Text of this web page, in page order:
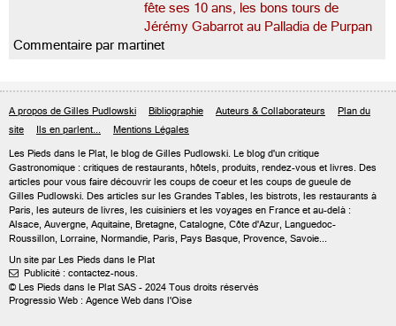
fête ses 10 ans, les bons tours de
Jérémy Gabarrot au Palladia de Purpan
Commentaire par martinet
A propos de Gilles Pudlowski Bibliographie Auteurs & Collaborateurs
Plan du
site
Ils en parlent... Mentions Légales
Les Pieds dans le Plat, le blog de Gilles Pudlowski. Le blog d'un critique
Gastronomique : critiques de restaurants, hôtels, produits, rendez-vous et livres. Des
articles pour vous faire découvrir les coups de coeur et les coups de gueule de
Gilles Pudlowski. Des articles sur les Grandes Tables, les bistrots, les restaurants à
Paris, les auteurs de livres, les cuisiniers et les voyages en France et au-delà :
Alsace, Auvergne, Aquitaine, Bretagne, Catalogne, Côte d'Azur, Languedoc-
Roussillon, Lorraine, Normandie, Paris, Pays Basque, Provence, Savoie...
Un site par Les Pieds dans le Plat
 Publicité : contactez-nous.
© Les Pieds dans le Plat SAS - 2024 Tous droits réservés
Progressio Web : Agence Web dans l'Oise